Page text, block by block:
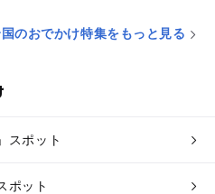
のおでかけ特集をもっと見る
スポット
ポット